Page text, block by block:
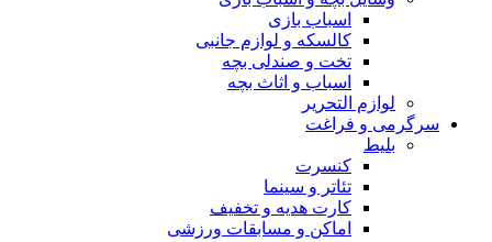
اسباب بازی
کالسکه و لوازم جانبی
تخت و صندلی بچه
اسباب و اثاث بچه
لوازم التحریر
سرگرمی و فراغت
بلیط
کنسرت
تئاتر و سینما
کارت هدیه و تخفیف
اماکن و مسابقات ورزشی